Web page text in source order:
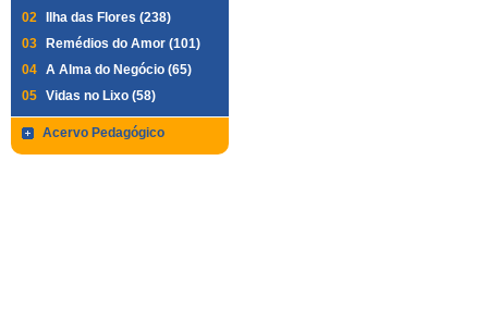
02
Ilha das Flores (238)
03
Remédios do Amor (101)
04 A Alma do Negócio (65)
05 Vidas no Lixo (58)
Acervo Pedagógico